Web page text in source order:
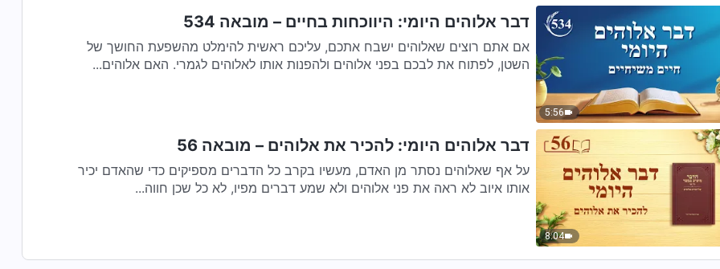
5:56
דבר אלוהים היומי: היווכחות בחיים – מובאה 534
אם אתם רוצים שאלוהים ישבח אתכם, עליכם ראשית להימלט מהשפעת החושך של
השטן, לפתוח את לבכם בפני אלוהים ולהפנות אותו לאלוהים לגמרי. האם אלוהים...
8:04
דבר אלוהים היומי: להכיר את אלוהים – מובאה 56
על אף שאלוהים נסתר מן האדם, מעשיו בקרב כל הדברים מספיקים כדי שהאדם יכיר
אותו איוב לא ראה את פני אלוהים ולא שמע דברים מפיו, לא כל שכן חווה...